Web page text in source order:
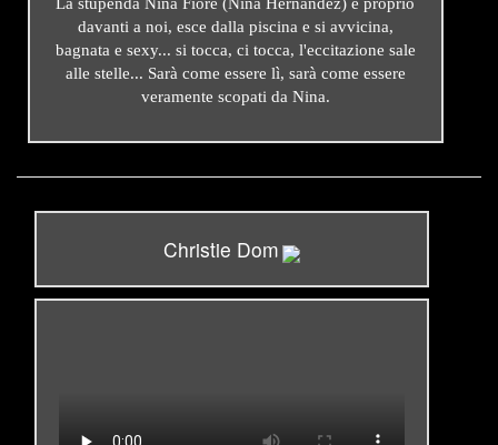
davanti a noi, esce dalla piscina e si avvicina,
bagnata e sexy... si tocca, ci tocca, l'eccitazione sale
alle stelle... Sarà come essere lì, sarà come essere
veramente scopati da Nina.
Christie Dom